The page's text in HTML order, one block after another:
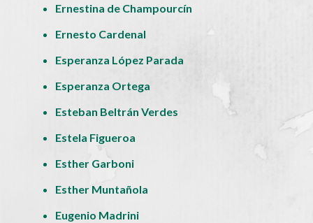
Ernestina de Champourcín
Ernesto Cardenal
Esperanza López Parada
Esperanza Ortega
Esteban Beltrán Verdes
Estela Figueroa
Esther Garboni
Esther Muntañola
Eugenio Madrini